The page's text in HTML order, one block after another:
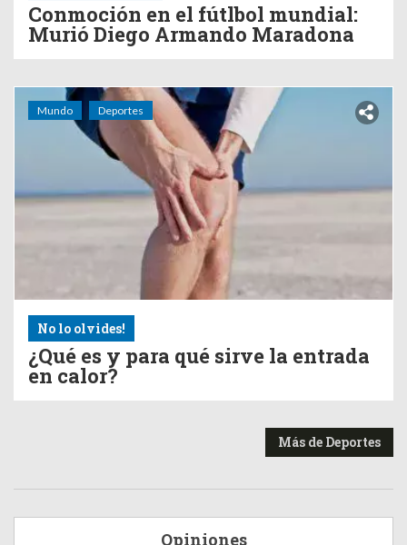
Conmoción en el fútlbol mundial:
Murió Diego Armando Maradona
Mundo Deportes
No lo olvides!
¿Qué es y para qué sirve la entrada
en calor?
Más de Deportes
Opiniones